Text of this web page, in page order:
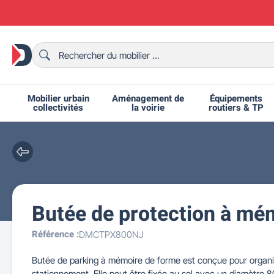
Mobilier urbain
collectivités
Bancs urbains
Aménagement de
la voirie
Bornes et potelets urbains
Équipements
routiers & TP
Ralentisseurs routiers
Grilles d'exposition
Fêtes et événements
Chaises de collectivité
Mobilier intérieur CHR
Chaises et bancs scolaires
Tables de ping-pong
Butée de protection à
Référence :DMCTPX800NJ
Butée de parking à mémoire de forme est conçue pour